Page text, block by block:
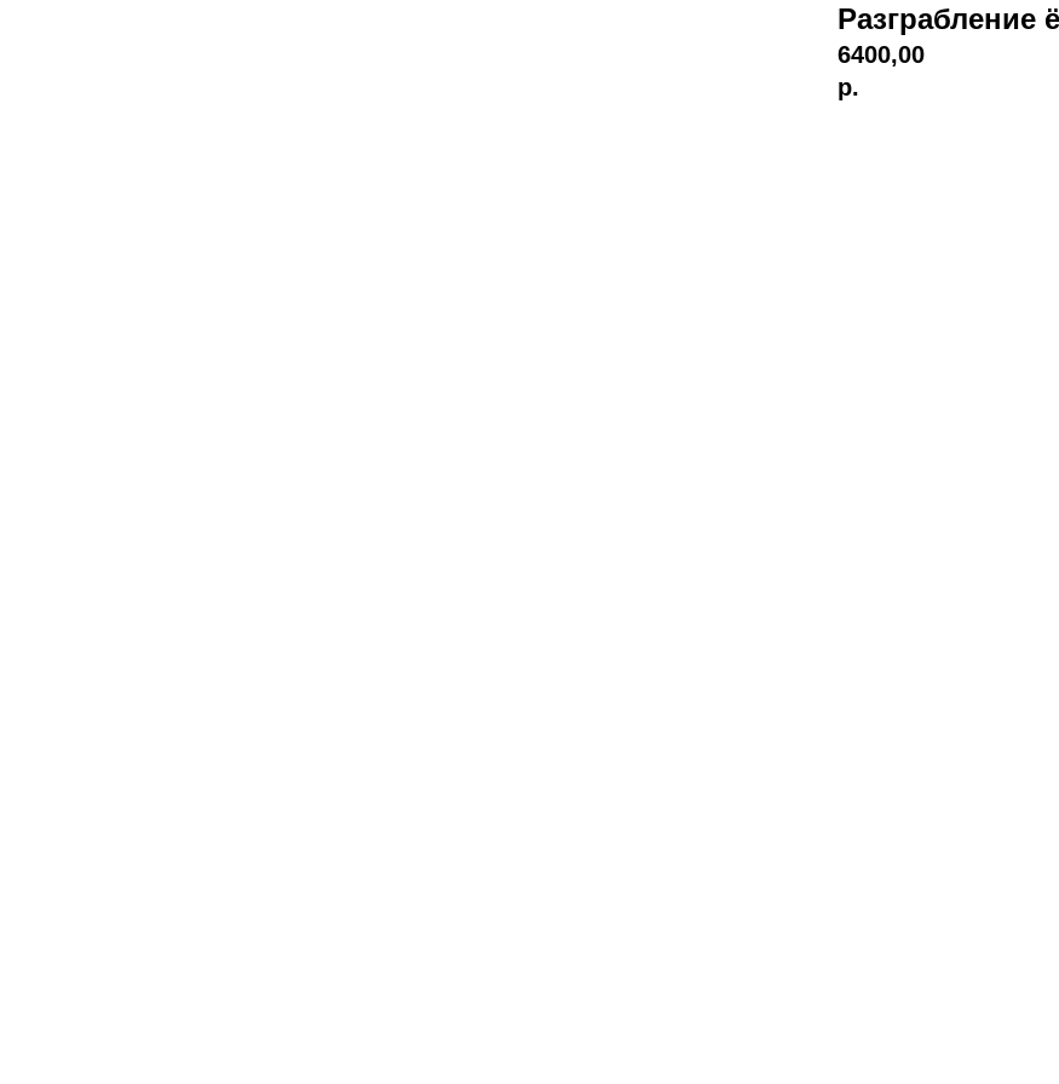
Разграбление
6400,00
р.